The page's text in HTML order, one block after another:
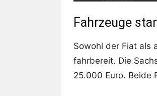
Fahrzeuge
Sowohl der Fiat als
fahrbereit. Die
25.000 Euro. Beide